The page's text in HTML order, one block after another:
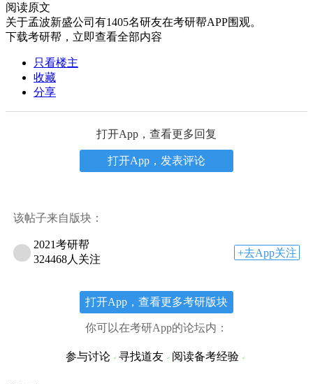
阅读原文
关于孟波新盛公司 有1405名研友在考研帮APP围观。
下载考研帮，立即查看全部内容
只看楼主
收藏
分享
打开App，查看更多回复
打开App，发表评论
该帖子来自版块：
2021考研帮
324468人关注
+去App关注
打开App，查看更多考研版块
你可以在考研App的论坛内：
参与讨论 寻找道友 阅读备考经验